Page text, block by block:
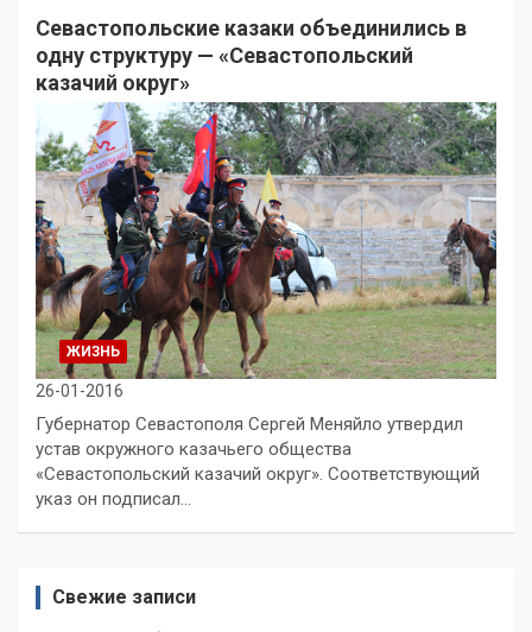
Севастопольские казаки объединились в
одну структуру — «Севастопольский
казачий округ»
ЖИЗНЬ
26-01-2016
Губернатор Севастополя Сергей Меняйло утвердил
устав окружного казачьего общества
«Севастопольский казачий округ». Соответствующий
указ он подписал…
Свежие записи